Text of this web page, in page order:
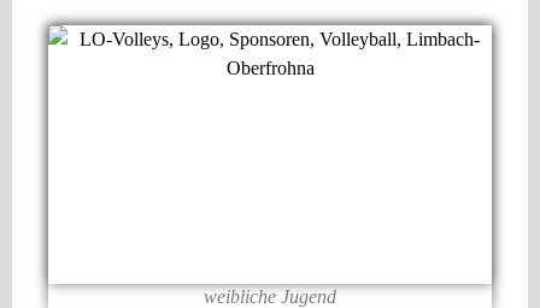
weibliche Jugend